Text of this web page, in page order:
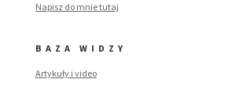
Napisz do mnie tutaj
BAZA WIDZY
Artykuły i video